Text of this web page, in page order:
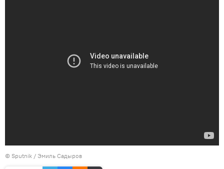
© Sputnik / Эмиль Садыров